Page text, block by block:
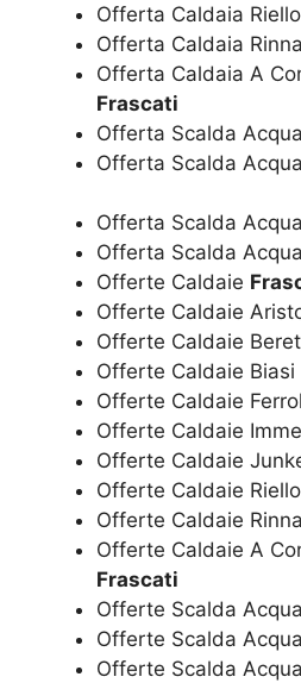
Offerta Caldaia Riello
Offerta Caldaia
Offerta Caldaia A
Frascati
Offerta Scalda
Offerta Scalda
Offerta Scalda
Offerta Scalda
Offerte Caldaie
Offerte Caldaie
Offerte Caldaie
Offerte Caldaie Biasi
Offerte Caldaie
Offerte Caldaie
Offerte Caldaie
Offerte Caldaie Riello
Offerte Caldaie
Offerte Caldaie A
Frascati
Offerte Scalda
Offerte Scalda
Offerte Scalda